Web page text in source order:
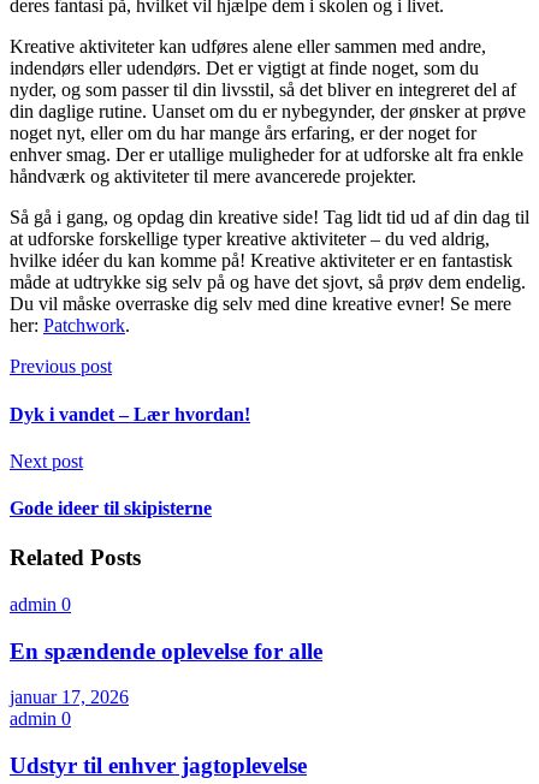
deres fantasi på, hvilket vil hjælpe dem i skolen og i livet.
Kreative aktiviteter kan udføres alene eller sammen med andre,
indendørs eller udendørs. Det er vigtigt at finde noget, som du
nyder, og som passer til din livsstil, så det bliver en integreret del af
din daglige rutine. Uanset om du er nybegynder, der ønsker at prøve
noget nyt, eller om du har mange års erfaring, er der noget for
enhver smag. Der er utallige muligheder for at udforske alt fra enkle
håndværk og aktiviteter til mere avancerede projekter.
Så gå i gang, og opdag din kreative side! Tag lidt tid ud af din dag til
at udforske forskellige typer kreative aktiviteter – du ved aldrig,
hvilke idéer du kan komme på! Kreative aktiviteter er en fantastisk
måde at udtrykke sig selv på og have det sjovt, så prøv dem endelig.
Du vil måske overraske dig selv med dine kreative evner! Se mere
her: Patchwork.
Previous post
Dyk i vandet – Lær hvordan!
Next post
Gode ideer til skipisterne
Related Posts
admin 0
En spændende oplevelse for alle
januar 17, 2026
admin 0
Udstyr til enhver jagtoplevelse